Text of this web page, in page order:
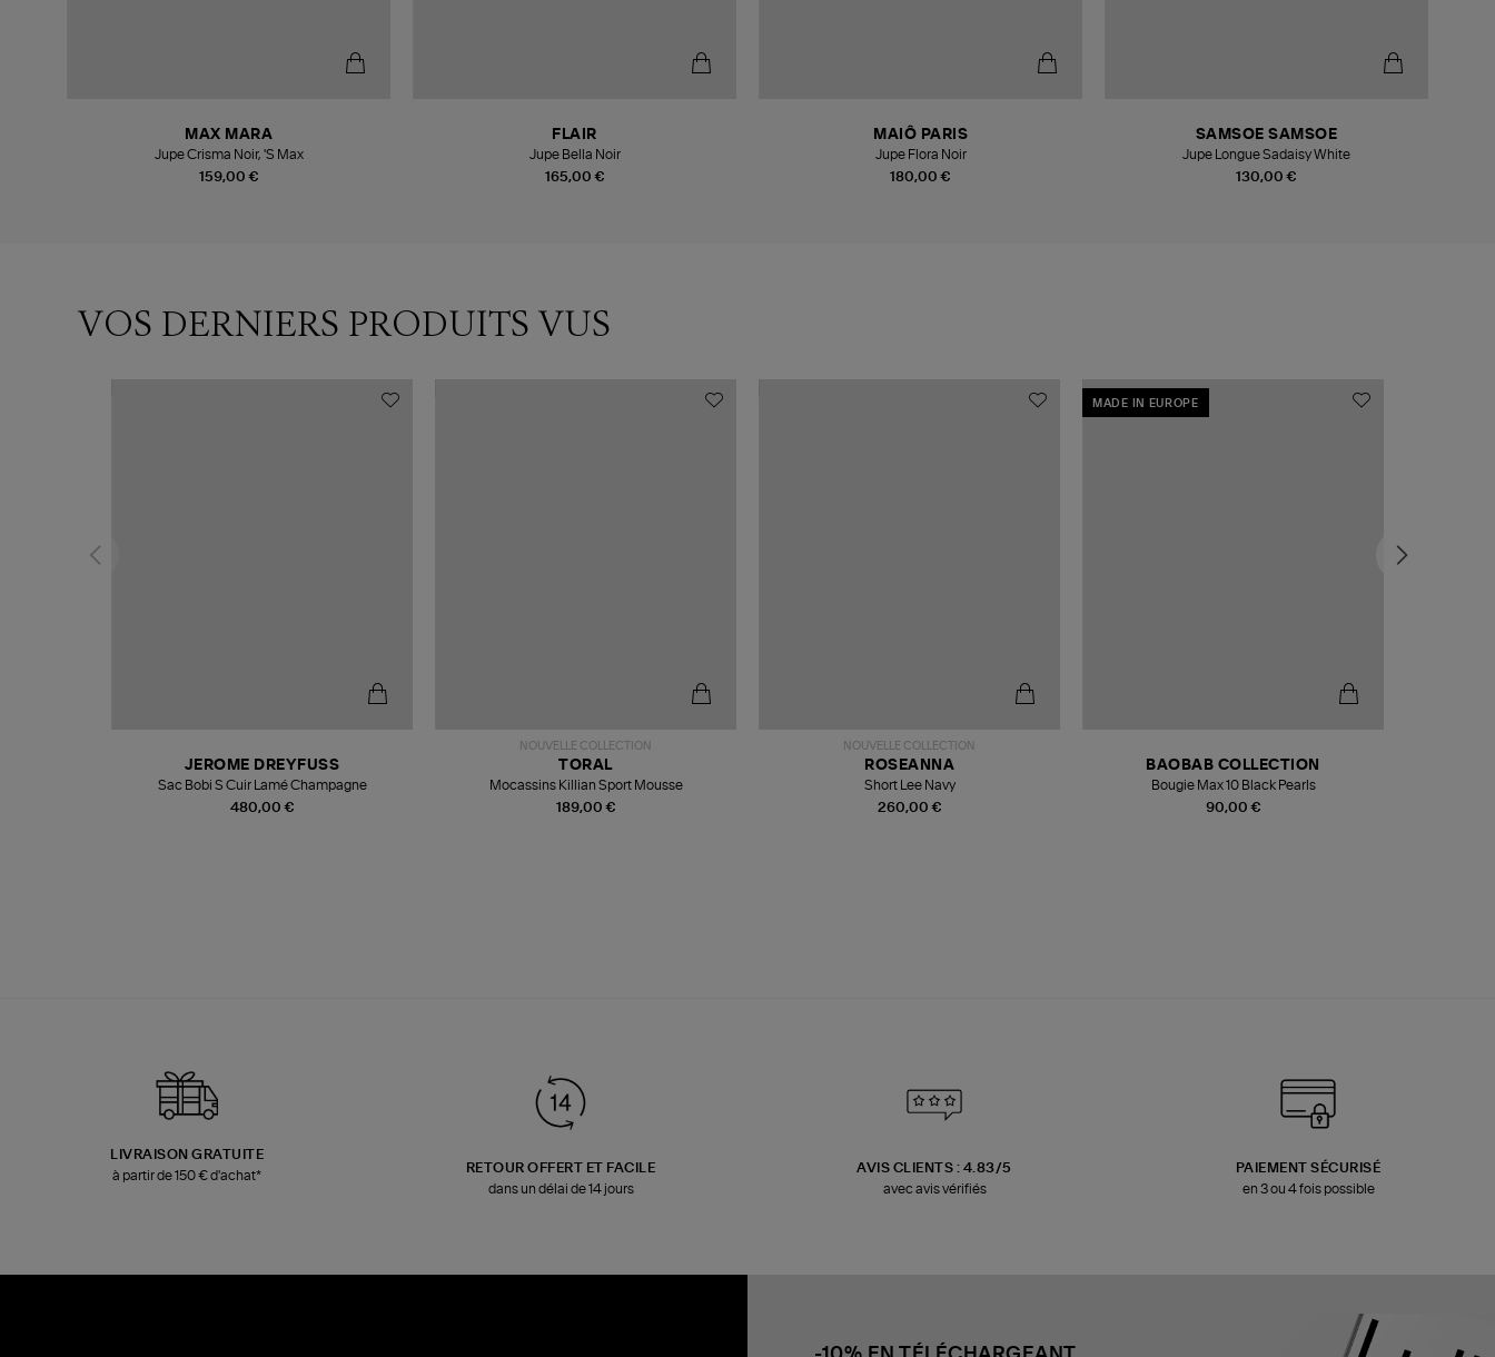
159,00 €
MAX MARA
Jupe Crisma Noir, 'S Max
165,00 €
FLAIR
Jupe Bella Noir
180,00 €
MAIÔ PARIS
Jupe Flora Noir
130,00 €
SAMSOE SAMSOE
Jupe Longue Sadaisy White
VOS DERNIERS PRODUITS VUS
480,00 €
JEROME DREYFUSS
Sac Bobi S Cuir Lamé Champagne
NOUVELLE COLLECTION
189,00 €
TORAL
Mocassins Killian Sport Mousse
NOUVELLE COLLECTION
260,00 €
ROSEANNA
Short Lee Navy
MADE IN EUROPE
90,00 €
BAOBAB COLLECTION
Bougie Max 10 Black Pearls
LIVRAISON GRATUITE
à partir de 150 € d'achat*
RETOUR OFFERT ET FACILE
dans un délai de 14 jours
AVIS CLIENTS : 4.83/5
avec avis vérifiés
PAIEMENT SÉCURISÉ
en 3 ou 4 fois possible